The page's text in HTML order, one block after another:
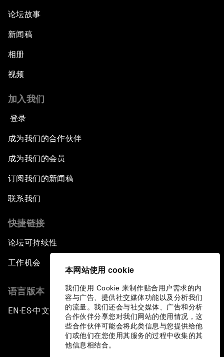
本网站使用 cookie
我们使用 Cookie 来制作贴合用户需求的内
容与广告、提供社交媒体功能以及分析我们
的流量。我们还会与社交媒体、广告和分析
合作伙伴分享您对我们网站的使用情况，这
些合作伙伴可能会将此类信息与您提供给他
们或他们在您使用其服务的过程中收集的其
他信息相结合。
论坛故事
新闻稿
相册
视频
加入我们
登录
成为我们的合作伙伴
成为我们的会员
订阅我们的新闻稿
联系我们
快捷链接
论坛可持续性
工作机会
语言版本
EN ▪ES▪中文▪ 日本語